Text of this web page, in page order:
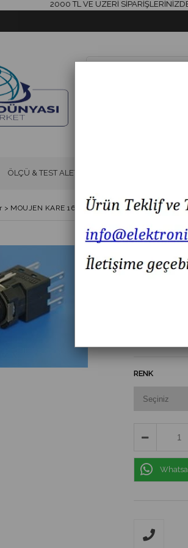
2000 TL VE ÜZERİ SİPARİŞLERİNİZDE
ÖLÇÜ & TEST ALETLERİ
> MOUJEN KARE 16MM KALICI BUTON 24V AC/DC
RENK